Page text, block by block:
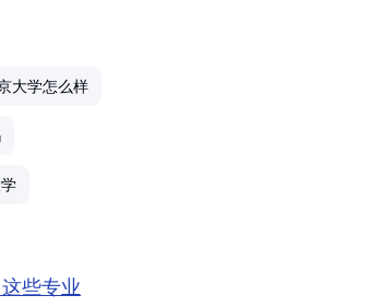
大学怎么样
些专业